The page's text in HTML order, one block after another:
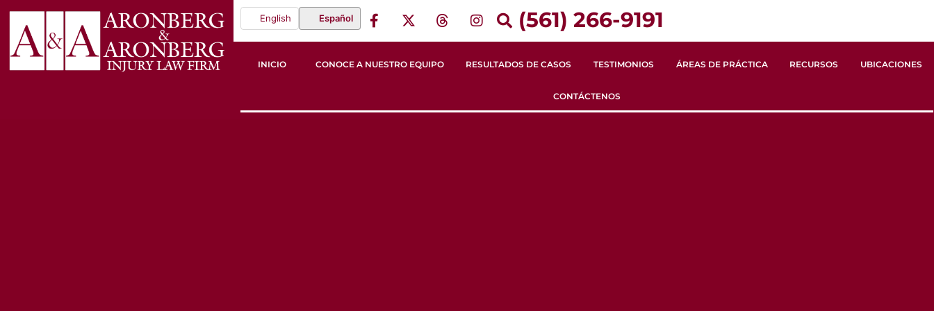
English Español (561) 266-9191
INICIO CONOCE A NUESTRO EQUIPO RESULTADOS DE CASOS TESTIMONIOS ÁREAS DE PRÁCTICA RECURSOS UBICACIONES
CONTÁCTENOS